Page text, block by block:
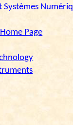
Page